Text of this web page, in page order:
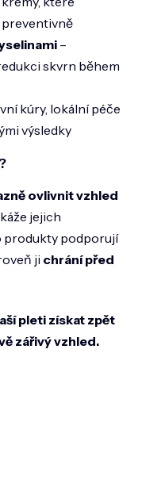
–
skvrn během
kúry, lokální péče
výsledky
ovlivnit vzhled
jejich
produkty podporují
ji chrání před
pleti získat zpět
zářivý vzhled.